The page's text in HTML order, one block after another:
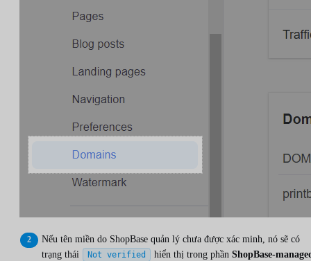
Nếu tên miền do ShopBase quản lý chưa được xác minh, nó sẽ có
trạng thái
Not verified hiển thị trong phần ShopBase-